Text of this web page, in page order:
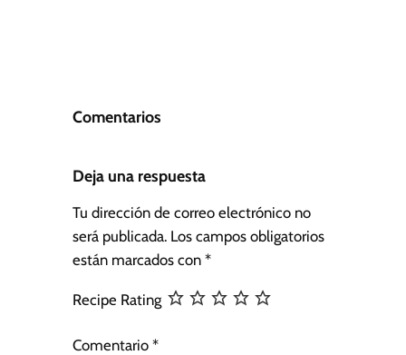
Comentarios
Deja una respuesta
Tu dirección de correo electrónico no
será publicada. Los campos obligatorios
están marcados con *
Recipe Rating
Comentario *